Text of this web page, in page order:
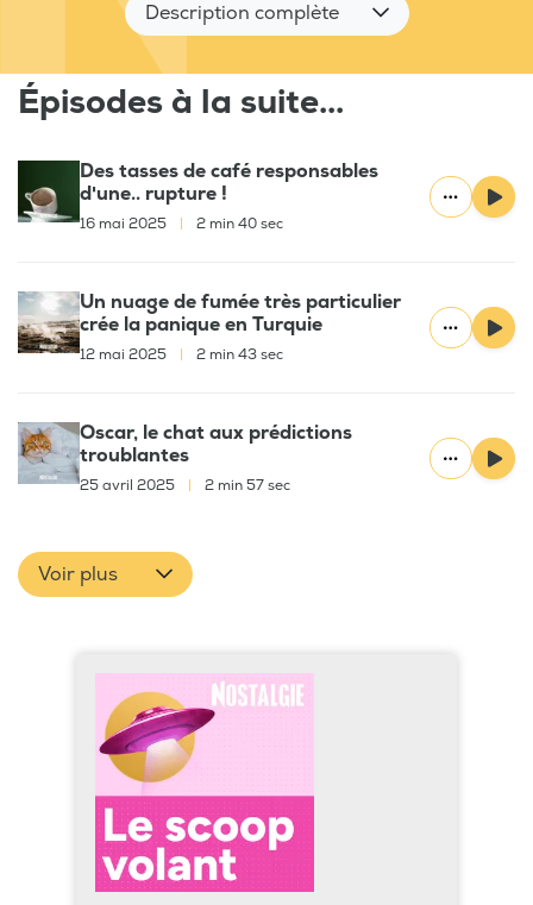
Description complète
Épisodes à la suite...
Des tasses de café responsables
d'une.. rupture !
16 mai 2025 2 min 40 sec
Un nuage de fumée très particulier
crée la panique en Turquie
12 mai 2025 2 min 43 sec
Oscar, le chat aux prédictions
troublantes
25 avril 2025 2 min 57 sec
Voir plus